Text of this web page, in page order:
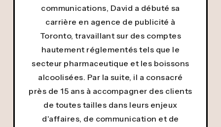
communications, David a débuté sa
carrière en agence de publicité à
Toronto, travaillant sur des comptes
hautement réglementés tels que le
secteur pharmaceutique et les boissons
alcoolisées. Par la suite, il a consacré
près de 15 ans à accompagner des clients
de toutes tailles dans leurs enjeux
d'affaires, de communication et de